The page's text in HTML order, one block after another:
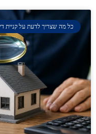
כל מה שצריך לדעת על קניית